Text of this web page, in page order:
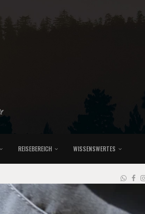
REISEBEREICH WISSENSWERTES